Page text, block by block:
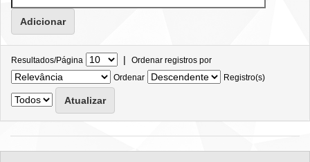
Resultados/Página | Ordenar registros por
Ordenar
Registro(s)